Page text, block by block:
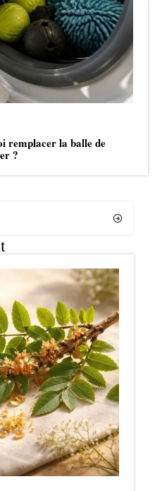
remplacer la balle de
?